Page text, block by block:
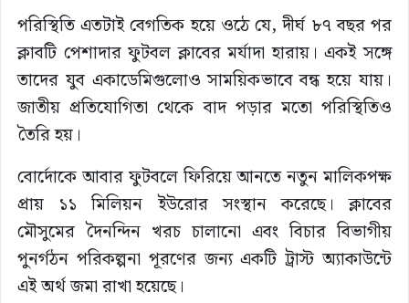
পরিস্থিতি এতটাই বেগতিক হয়ে ওঠে যে, দীর্ঘ ৮৭ বছর পর
ক্লাবটি পেশাদার ফুটবল ক্লাবের মর্যাদা হারায়। একই সঙ্গে
তাদের যুব একাডেমিগুলোও সাময়িকভাবে বন্ধ হয়ে যায়।
জাতীয় প্রতিযোগিতা থেকে বাদ পড়ার মতো পরিস্থিতিও
তৈরি হয়।
বোর্দোকে আবার ফুটবলে ফিরিয়ে আনতে নতুন মালিকপক্ষ
প্রায় ১১ মিলিয়ন ইউরোর সংস্থান করেছে। ক্লাবের
মৌসুমের দৈনন্দিন খরচ চালানো এবং বিচার বিভাগীয়
পুনর্গঠন পরিকল্পনা পূরণের জন্য একটি ট্রাস্ট অ্যাকাউন্টে
এই অর্থ জমা রাখা হয়েছে।